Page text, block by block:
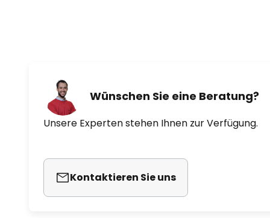
Wünschen Sie eine Beratung?
Unsere Experten stehen Ihnen zur Verfügung.
Kontaktieren Sie uns